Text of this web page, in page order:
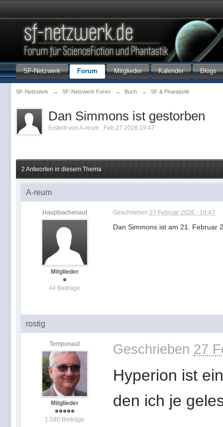
SF-Netzwerk Forum Mitglieder Kalender Blogs
SF-Netzwerk → SF-Netzwerk Foren → Buch → SF & Phantastik
Dan Simmons ist gestorben
Erstellt von A-reum , Feb 27 2026 19:47
2 Antworten in diesem Thema
A-reum
Hauptsachenaut
Mitglieder
44 Beiträge
Geschrieben 27 Februar 2026 - 19:47
Dan Simmons ist am 21. Februar
rostig
Temponaut
Mitglieder
1.580 Beiträge
Geschrieben 27
Hyperion ist
den ich je